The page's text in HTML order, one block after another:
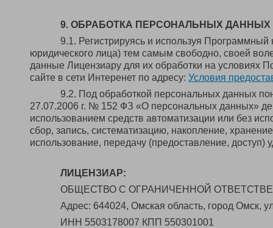
9. ОБРАБОТКА ПЕРСОНАЛЬНЫХ ДАННЫХ
9.1. Регистрируясь и используя
юридического лица) тем самым свободно, своей
данные Лицензиару для их обработки на условиях
сайте в сети Интеренет по адресу: Условия
9.2. Под обработкой персональных данных
27.07.2006 г. № 152 ФЗ «О персональных данных»
использованием средств автоматизации или без
сбор, запись, систематизацию, накопление,
использование, передачу (предоставление,
ЛИЦЕНЗИАР:
ОБЩЕСТВО С ОГРАНИЧЕННОЙ
Адрес: 644024, Омская область, город Омск,
ИНН 5503178007 КПП 550301001